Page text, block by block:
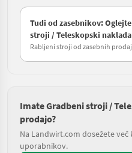
Tudi od zasebnikov:
stroji / Teleskopski
Rabljeni stroji od zasebnih
Imate Gradbeni stroji /
prodajo?
Na Landwirt.com dosežete
uporabnikov.